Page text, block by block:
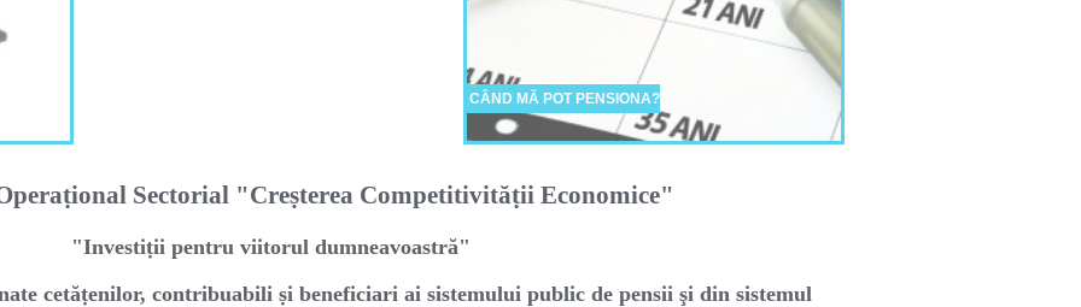
CÂND MĂ POT PENSIONA?
Sectorial "Creṣterea Competitivităṭii Economice"
"Investiṭii pentru viitorul dumneavoastră"
cetăṭenilor, contribuabili ṣi beneficiari ai sistemului public de pensii şi din sistemul